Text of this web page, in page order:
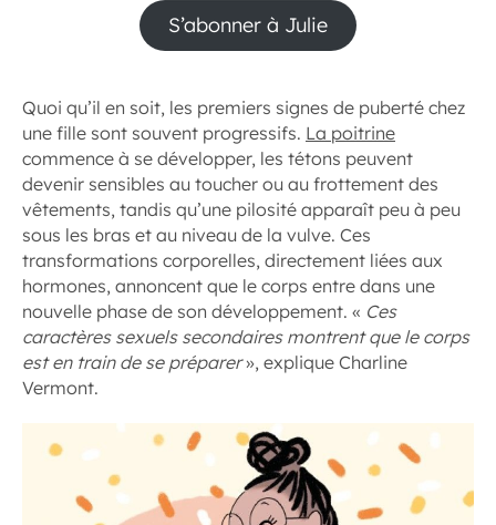
S’abonner à Julie
Quoi qu’il en soit, les premiers signes de puberté chez
une fille sont souvent progressifs. La poitrine
commence à se développer, les tétons peuvent
devenir sensibles au toucher ou au frottement des
vêtements, tandis qu’une pilosité apparaît peu à peu
sous les bras et au niveau de la vulve. Ces
transformations corporelles, directement liées aux
hormones, annoncent que le corps entre dans une
nouvelle phase de son développement. « Ces
caractères sexuels secondaires montrent que le corps
est en train de se préparer», explique Charline
Vermont.